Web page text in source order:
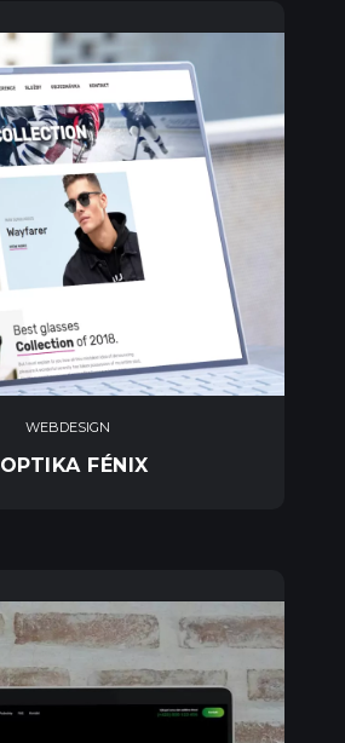
WEBDESIGN
OPTIKA FÉNIX